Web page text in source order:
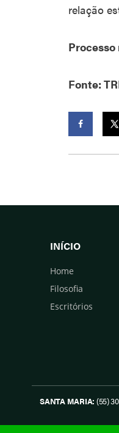
relação
Fonte:
INÍCIO
Home
Filosofia
Escritórios
SANTA MARIA: (55)